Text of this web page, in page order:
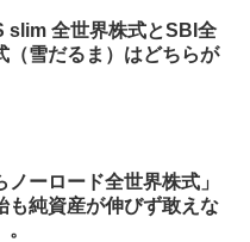
slim 全世界株式とSBI全
（雪だるま）はどちらが
ノーロード全世界株式」
も純資産が伸びず敢えな